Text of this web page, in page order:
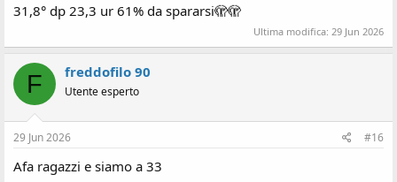
31,8° dp 23,3 ur 61% da spararsi🫣🫣
Ultima modifica: 29 Jun 2026
F freddofilo 90
Utente esperto
29 Jun 2026 #16
Afa ragazzi e siamo a 33